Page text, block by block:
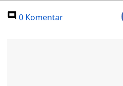
0 Komentar